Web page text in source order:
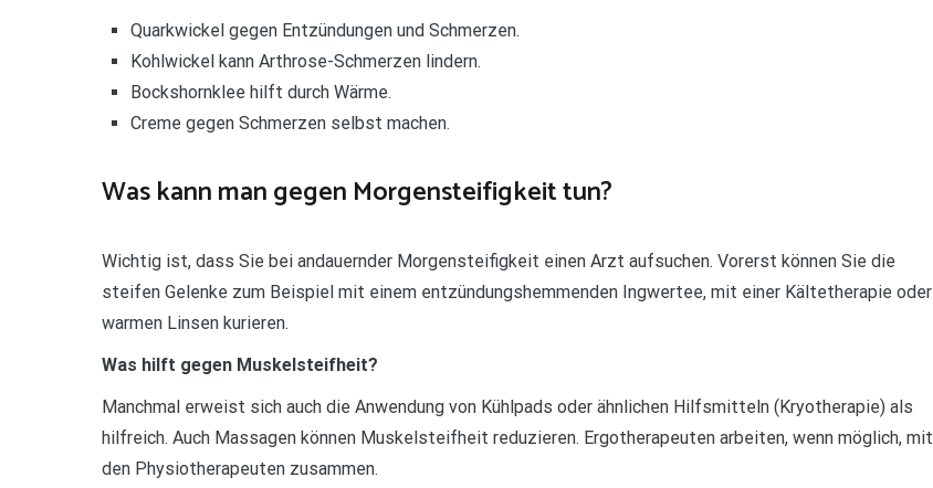
Quarkwickel gegen Entzündungen und Schmerzen.
Kohlwickel kann Arthrose-Schmerzen lindern.
Bockshornklee hilft durch Wärme.
Creme gegen Schmerzen selbst machen.
Was kann man gegen Morgensteifigkeit tun?
Wichtig ist, dass Sie bei andauernder Morgensteifigkeit einen Arzt aufsuchen. Vorerst können Sie die
steifen Gelenke zum Beispiel mit einem entzündungshemmenden Ingwertee, mit einer Kältetherapie oder
warmen Linsen kurieren.
Was hilft gegen Muskelsteifheit?
Manchmal erweist sich auch die Anwendung von Kühlpads oder ähnlichen Hilfsmitteln (Kryotherapie) als
hilfreich. Auch Massagen können Muskelsteifheit reduzieren. Ergotherapeuten arbeiten, wenn möglich, mit
den Physiotherapeuten zusammen.